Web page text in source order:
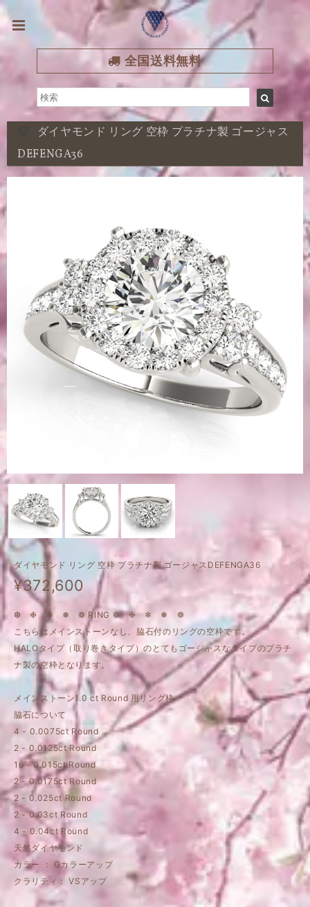
全国送料無料
ダイヤモンド リング 空枠 プラチナ製 ゴージャス
DEFENGA36
ダイヤモンド リング 空枠 プラチナ製 ゴージャスDEFENGA36
¥372,600
❆ ❉ ❄ ❅ ❁ RING ❆ ❉ ❄ ❅ ❁
こちらはメインストーンなし、脇石付のリングの空枠です。
HALOタイプ（取り巻きタイプ）のとてもゴージャスなタイプのプラチ
ナ製の空枠となります。
メインストーン1.0 ct Round 用リング枠
脇石について
4 - 0.0075ct Round
2 - 0.0125ct Round
16 - 0.015ct Round
2 - 0.0175ct Round
2 - 0.025ct Round
2 - 0.03ct Round
4 - 0.04ct Round
天然ダイヤモンド
カラー ： Gカラーアップ
クラリティ： VSアップ